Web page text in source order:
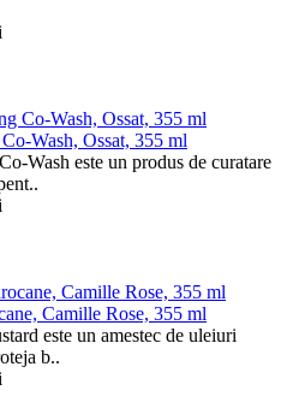
Wash, Ossat, 355 ml
Wash este un produs de curatare
Camille Rose, 355 ml
este un amestec de uleiuri
b..